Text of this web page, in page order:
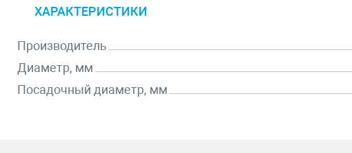
ХАРАКТЕРИСТИКИ
Производитель
Диаметр, мм
Посадочный диаметр, мм